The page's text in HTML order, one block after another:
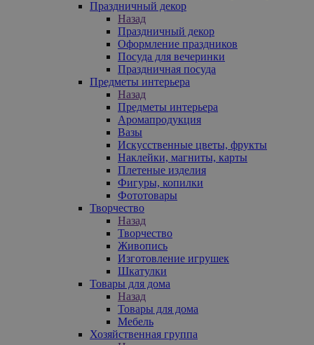
Праздничный декор
Назад
Праздничный декор
Оформление праздников
Посуда для вечеринки
Праздничная посуда
Предметы интерьера
Назад
Предметы интерьера
Аромапродукция
Вазы
Искусственные цветы, фрукты
Наклейки, магниты, карты
Плетеные изделия
Фигуры, копилки
Фототовары
Творчество
Назад
Творчество
Живопись
Изготовление игрушек
Шкатулки
Товары для дома
Назад
Товары для дома
Мебель
Хозяйственная группа